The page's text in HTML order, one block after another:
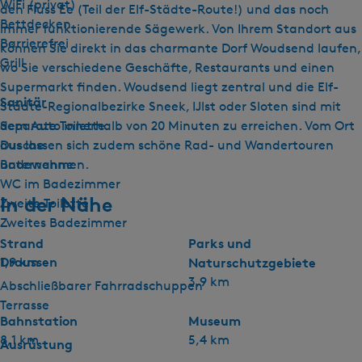
WiFi (privat)
Bettdecken
Barrierefrei
Grill
Sanitär
Separate Toilette
Dusche
Badewanne
WC im Badezimmer
Zweite Toilette
Zweites Badezimmer
Draussen
Abschließbarer Fahrradschuppen
Terrasse
Ausrüstung
den Fluss Ee (Teil der Elf-Städte-Route!) und das noch
immer funktionierende Sägewerk. Von Ihrem Standort aus
können Sie direkt in das charmante Dorf Woudsend laufen,
wo Sie verschiedene Geschäfte, Restaurants und einen
Supermarkt finden. Woudsend liegt zentral und die Elf-
Städte-Regionalbezirke Sneek, IJlst oder Sloten sind mit
dem Auto innerhalb von 20 Minuten zu erreichen. Vom Ort
aus lassen sich zudem schöne Rad- und Wandertouren
unternehmen.
In der Nähe
Strand
1,9 km
Parks und
Naturschutzgebiete
3,9 km
Bahnstation
8,1 km
Museum
5,4 km